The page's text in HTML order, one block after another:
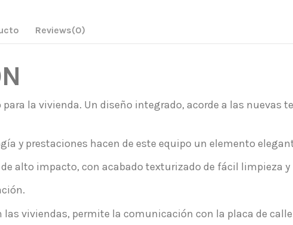
Reviews(0)
la vivienda. Un diseño integrado, acorde a las nuevas
y prestaciones hacen de este equipo un elemento
alto impacto, con acabado texturizado de fácil limpieza
viviendas, permite la comunicación con la placa de